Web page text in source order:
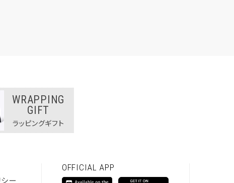
WRAPPING
GIFT
ラッピングギフト
ー
OFFICIAL APP